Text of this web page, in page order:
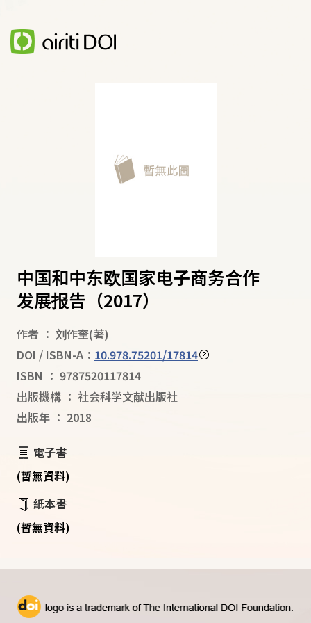
中国和中东欧国家电子商务合作
发展报告（2017）
作者 ： 刘作奎(著)
DOI / ISBN-A： 10.978.75201/17814
ISBN ： 9787520117814
出版機構 ： 社会科学文献出版社
出版年 ： 2018
電子書
(暫無資料)
紙本書
(暫無資料)